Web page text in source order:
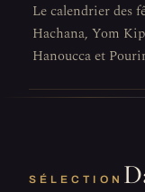
Le calendrier des
Hachana, Yom
Hanoucca et
SÉLECTION